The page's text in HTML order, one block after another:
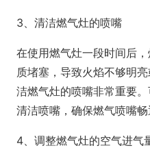
3、清洁燃气灶的喷嘴
在使用燃气灶一段时间后
质堵塞，导致火焰不够明
洁燃气灶的喷嘴非常重要
清洁喷嘴，确保燃气喷嘴畅
4、调整燃气灶的空气进气